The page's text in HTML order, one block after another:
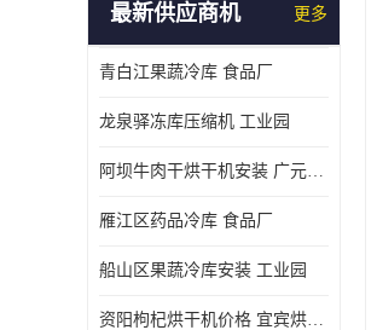
最新供应商机 更多
青白江果蔬冷库 食品厂
龙泉驿冻库压缩机 工业园
阿坝牛肉干烘干机安装 广元牛肉干烘干机 安装造价
雁江区药品冷库 食品厂
船山区果蔬冷库安装 工业园
资阳枸杞烘干机价格 宜宾烘房价格 冷库板生产